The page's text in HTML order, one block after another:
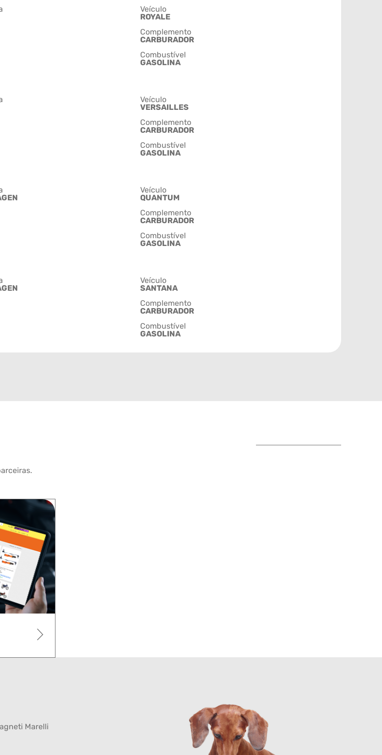
Veículo
ROYALE
Complemento
CARBURADOR
Combustível
GASOLINA
Veículo
VERSAILLES
Complemento
CARBURADOR
Combustível
GASOLINA
Veículo
QUANTUM
Complemento
CARBURADOR
Combustível
GASOLINA
Veículo
SANTANA
Complemento
CARBURADOR
Combustível
GASOLINA
Marelli